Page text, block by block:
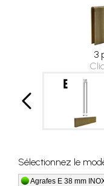
3
Sélectionnez le
Agrafes E 38 mm